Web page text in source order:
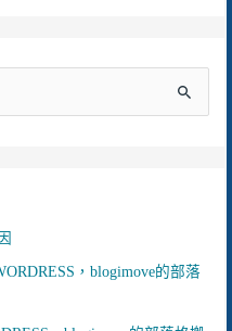
，blogimove的部落